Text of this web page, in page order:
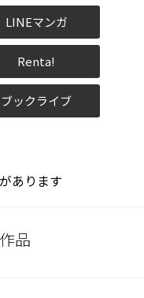
LINEマンガ
Renta!
ブックライブ
あります
品